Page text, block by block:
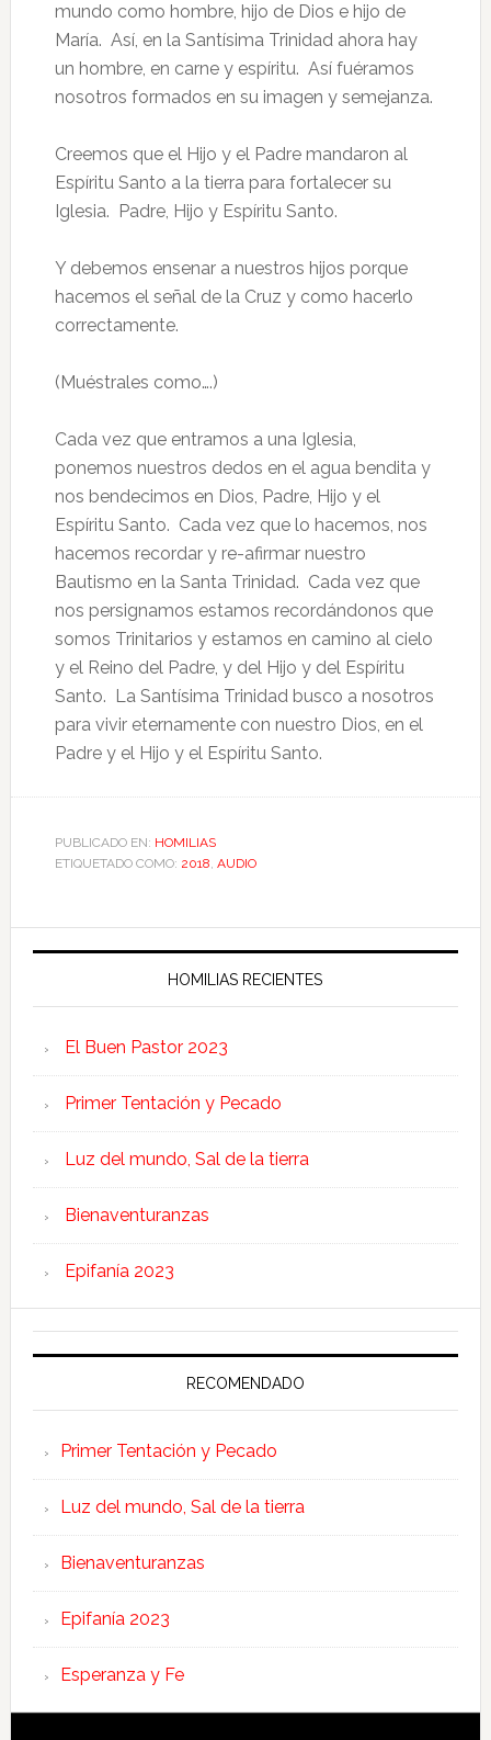
mundo como hombre, hijo de Dios e hijo de
María. Así, en la Santísima Trinidad ahora hay
un hombre, en carne y espíritu. Así fuéramos
nosotros formados en su imagen y semejanza.
Creemos que el Hijo y el Padre mandaron al
Espíritu Santo a la tierra para fortalecer su
Iglesia. Padre, Hijo y Espíritu Santo.
Y debemos ensenar a nuestros hijos porque
hacemos el señal de la Cruz y como hacerlo
correctamente.
(Muéstrales como….)
Cada vez que entramos a una Iglesia,
ponemos nuestros dedos en el agua bendita y
nos bendecimos en Dios, Padre, Hijo y el
Espíritu Santo. Cada vez que lo hacemos, nos
hacemos recordar y re-afirmar nuestro
Bautismo en la Santa Trinidad. Cada vez que
nos persignamos estamos recordándonos que
somos Trinitarios y estamos en camino al cielo
y el Reino del Padre, y del Hijo y del Espíritu
Santo. La Santísima Trinidad busco a nosotros
para vivir eternamente con nuestro Dios, en el
Padre y el Hijo y el Espíritu Santo.
PUBLICADO EN: HOMILIAS
ETIQUETADO COMO: 2018, AUDIO
HOMILIAS RECIENTES
El Buen Pastor 2023
Primer Tentación y Pecado
Luz del mundo, Sal de la tierra
Bienaventuranzas
Epifanía 2023
RECOMENDADO
Primer Tentación y Pecado
Luz del mundo, Sal de la tierra
Bienaventuranzas
Epifanía 2023
Esperanza y Fe